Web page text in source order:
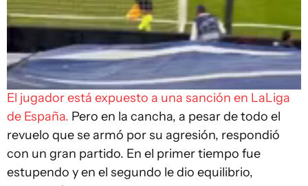
El jugador está expuesto a una sanción en LaLiga
de España. Pero en la cancha, a pesar de todo el
revuelo que se armó por su agresión, respondió
con un gran partido. En el primer tiempo fue
estupendo y en el segundo le dio equilibrio,